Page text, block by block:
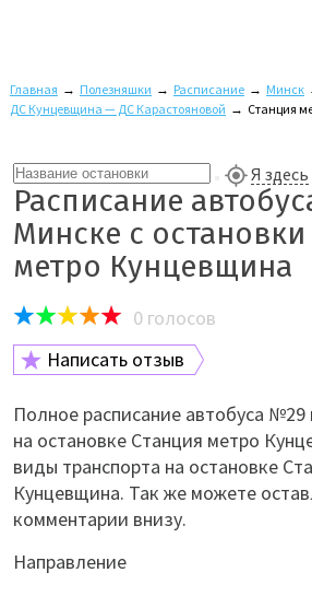
Главная → Полезняшки → Расписание → Минск
ДС Кунцевщина — ДС Карастояновой → Станция
Я здесь
Расписание
Минске с остановки
метро Кунцевщина
0 голосов
Написать отзыв
Полное расписание автобуса
на остановке Станция метро
виды транспорта на остановке
Кунцевщина. Так же можете
комментарии внизу.
Направление